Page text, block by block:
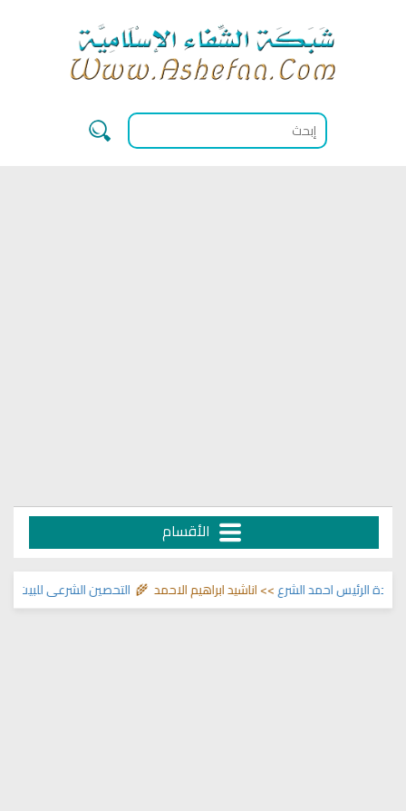
الأقسام
التحصين الشرعي للبيت من الرئيس احمد الشرع>> اناشيد ابراهيم الاحمد 🌾